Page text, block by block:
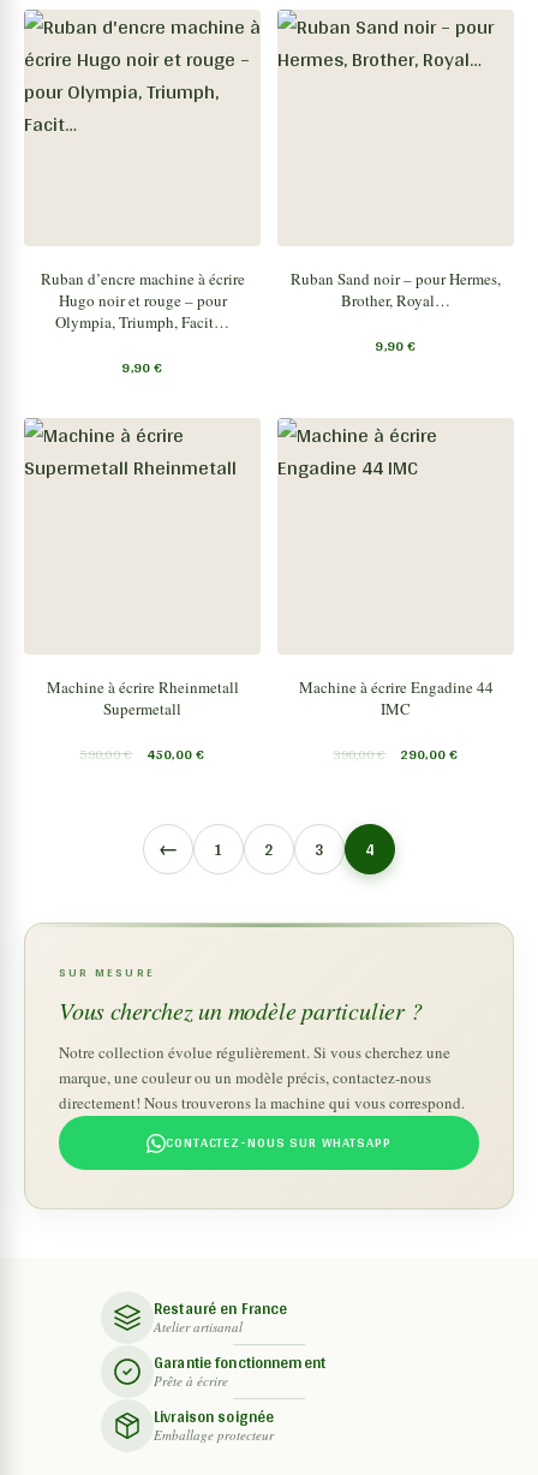
Ruban d’encre machine à écrire
Hugo noir et rouge – pour
Olympia, Triumph, Facit…
9,90€
Ruban Sand noir – pour Hermes,
Brother, Royal…
9,90€
Machine à écrire Rheinmetall
Supermetall
590,00€ 450,00€
Machine à écrire Engadine 44
IMC
390,00€ 290,00€
← 1 2 3 4
SUR MESURE
Vous cherchez un modèle particulier ?
Notre collection évolue régulièrement. Si vous cherchez une
marque, une couleur ou un modèle précis, contactez-nous
directement! Nous trouverons la machine qui vous correspond.
CONTACTEZ-NOUS SUR WHATSAPP
Restauré en France
Atelier artisanal
Garantie fonctionnement
Prête à écrire
Livraison soignée
Emballage protecteur